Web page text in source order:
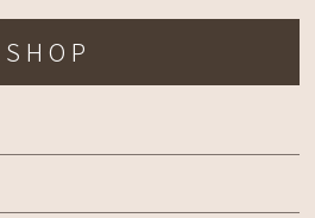
SHOP